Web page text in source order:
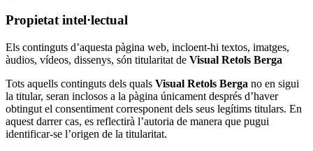
Propietat intel·lectual
Els continguts d’aquesta pàgina web, incloent-hi textos, imatges,
àudios, vídeos, dissenys, són titularitat de Visual Retols Berga
Tots aquells continguts dels quals Visual Retols Berga no en sigui
la titular, seran inclosos a la pàgina únicament després d’haver
obtingut el consentiment corresponent dels seus legítims titulars. En
aquest darrer cas, es reflectirà l’autoria de manera que pugui
identificar-se l’origen de la titularitat.